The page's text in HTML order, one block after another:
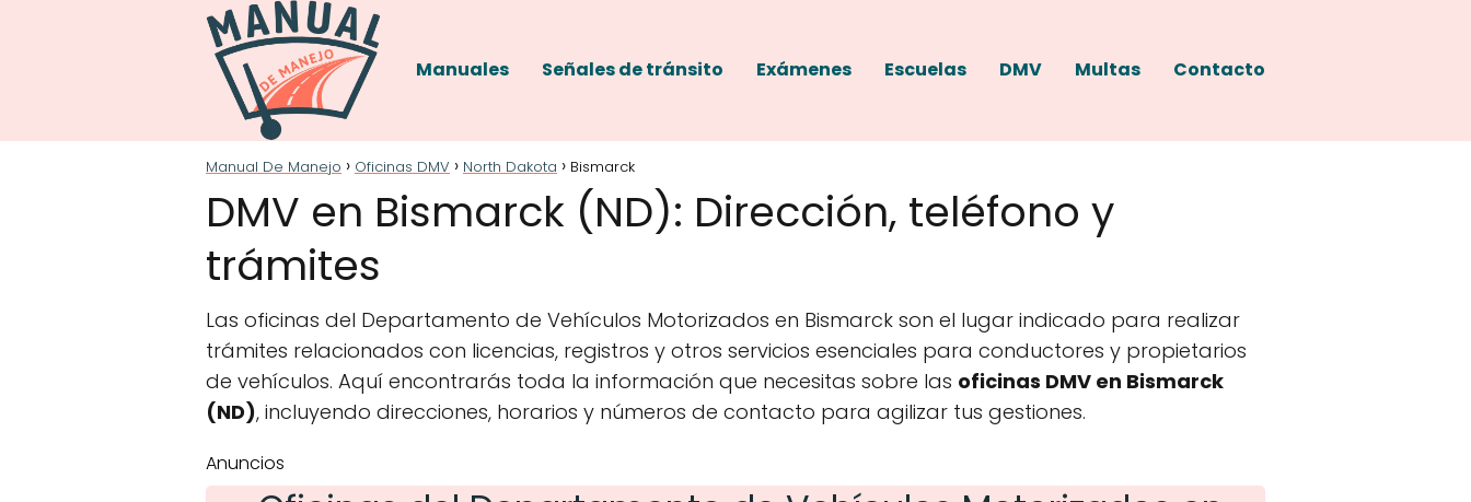
Manuales Señales de tránsito Exámenes Escuelas DMV Multas Contacto
Manual De Manejo Oficinas DMV North Dakota Bismarck
DMV en Bismarck (ND): Dirección, teléfono y
trámites
Las oficinas del Departamento de Vehículos Motorizados en Bismarck son el lugar indicado para realizar
trámites relacionados con licencias, registros y otros servicios esenciales para conductores y propietarios
de vehículos. Aquí encontrarás toda la información que necesitas sobre las oficinas DMV en Bismarck
(ND), incluyendo direcciones, horarios y números de contacto para agilizar tus gestiones.
Anuncios